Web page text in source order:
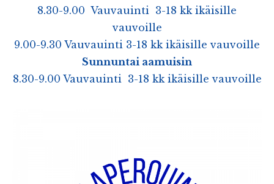
8.30-9.00 Vauvauinti 3-18 kk ikäisille
vauvoille
9.00-9.30 Vauvauinti 3-18 kk ikäisille vauvoille
Sunnuntai aamuisin
8.30-9.00 Vauvauinti 3-18 kk ikäisille vauvoille